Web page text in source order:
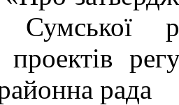
проектів
рада